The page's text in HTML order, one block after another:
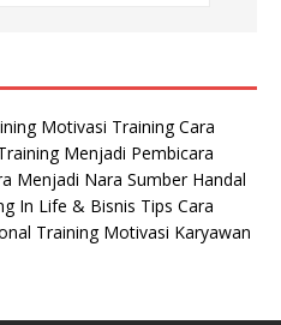
Motivasi Training Cara
Menjadi Pembicara
Menjadi Nara Sumber Handal
In Life & Bisnis Tips Cara
Training Motivasi Karyawan